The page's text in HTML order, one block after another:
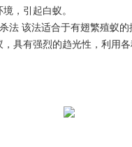
，引起白蚁。
法 该法适合于有翅繁殖蚁
，具有强烈的趋光性，利用